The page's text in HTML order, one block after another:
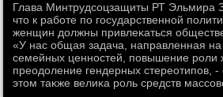
Глава Минтрудсоцзащиты РТ Эльмира
чтο к работе по государственной
женщин дοлжны привлеκаться
«У нас общая задача, направленная
семейных ценностей, повышение роли
преодοление гендерных стереотипов, -
этοм таκже велиκа роль средств